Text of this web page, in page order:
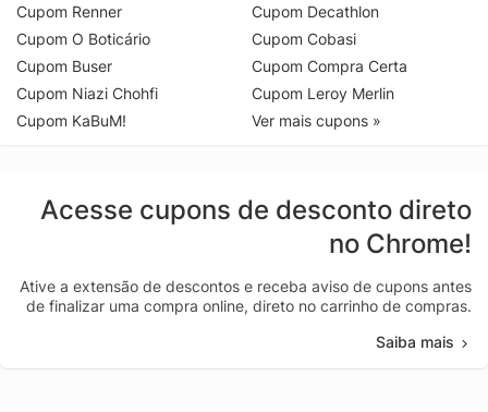
Cupom Renner
Cupom O Boticário
Cupom Buser
Cupom Niazi Chohfi
Cupom KaBuM!
Cupom Decathlon
Cupom Cobasi
Cupom Compra Certa
Cupom Leroy Merlin
Ver mais cupons »
Acesse cupons de desconto direto
no Chrome!
Ative a extensão de descontos e receba aviso de cupons antes
de finalizar uma compra online, direto no carrinho de compras.
Saiba mais